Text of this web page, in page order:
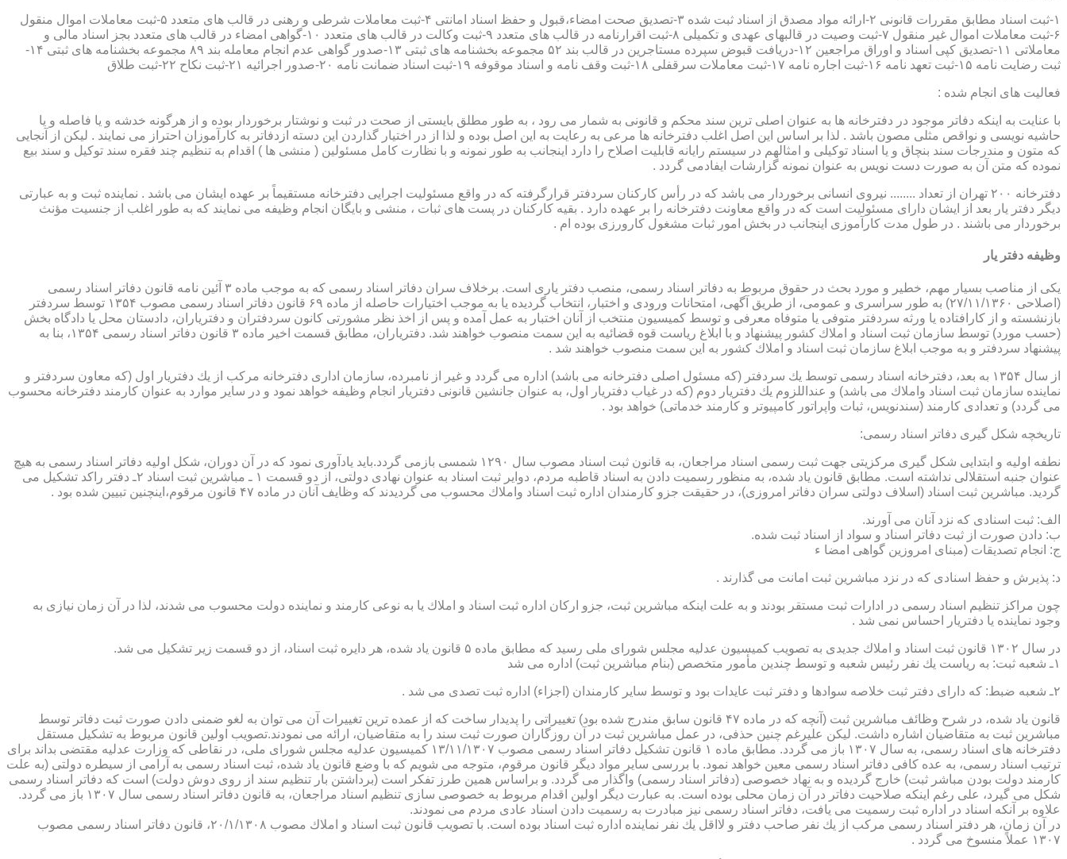
۱-ثبت اسناد مطابق مقررات قانونی ۲-ارائه مواد مصدق از اسناد ثبت شده ۳-تصدیق صحت امضاء،قبول و حفظ اسناد امانتی ۴-ثبت معاملات شرطی و رهنی در قالب های متعدد ۵-ثبت معاملات اموال منقول
۶-ثبت معاملات اموال غیر منقول ۷-ثبت وصیت در قالبهای عهدی و تکمیلی ۸-ثبت اقرارنامه در قالب های متعدد ۹-ثبت وکالت در قالب های متعدد ۱۰-گواهی امضاء در قالب های متعدد بجز اسناد مالی و
معاملاتی ۱۱-تصدیق کپی اسناد و اوراق مراجعین ۱۲-دریافت قبوض سپرده مستاجرین در قالب بند ۵۲ مجموعه بخشنامه های ثبتی ۱۳-صدور گواهی عدم انجام معامله بند ۸۹ مجموعه بخشنامه های ثبتی ۱۴-
ثبت رضایت نامه ۱۵-ثبت تعهد نامه ۱۶-ثبت اجاره نامه ۱۷-ثبت معاملات سرقفلی ۱۸-ثبت وقف نامه و اسناد موقوفه ۱۹-ثبت اسناد ضمانت نامه ۲۰-صدور اجرائیه ۲۱-ثبت نکاح ۲۲-ثبت طلاق
فعالیت های انجام شده :
با عنایت به اینکه دفاتر موجود در دفترخانه ها به عنوان اصلی ترین سند محکم و قانونی به شمار می رود ، به طور مطلق بایستی از صحت در ثبت و نوشتار برخوردار بوده و از هرگونه خدشه و یا فاصله و یا
حاشیه نویسی و نواقص مثلی مصون باشد . لذا بر اساس این اصل اغلب دفترخانه ها مرعی به رعایت به این اصل بوده و لذا از در اختیار گذاردن این دسته ازدفاتر به کارآموزان احتراز می نمایند . لیکن از آنجایی
که متون و مندرجات سند بنچاق و یا اسناد توکیلی و امثالهم در سیستم رایانه قابلیت اصلاح را دارد اینجانب به طور نمونه و با نظارت کامل مسئولین ( منشی ها ) اقدام به تنظیم چند فقره سند توکیل و سند بیع
نموده که متن آن به صورت دست نویس به عنوان نمونه گزارشات ایفادمی گردد .
دفترخانه ۲۰۰ تهران از تعداد ........ نیروی انسانی برخوردار می باشد که در رأس کارکنان سردفتر قرارگرفته که در واقع مسئولیت اجرایی دفترخانه مستقیماً بر عهده ایشان می باشد . نماینده ثبت و به عبارتی
دیگر دفتر یار بعد از ایشان دارای مسئولیت است که در واقع معاونت دفترخانه را بر عهده دارد . بقیه کارکنان در پست های ثبات ، منشی و بایگان انجام وظیفه می نمایند که به طور اغلب از جنسیت مؤنث
برخوردار می باشند . در طول مدت کارآموزی اینجانب در بخش امور ثبات مشغول کارورزی بوده ام .
وظیفه دفتر یار
یكی از مناصب بسیار مهم، خطیر و مورد بحث در حقوق مربوط به دفاتر اسناد رسمی، منصب دفتر یاری است. برخلاف سران دفاتر اسناد رسمی كه به موجب ماده ۳ آئین نامه قانون دفاتر اسناد رسمی
(اصلاحی ۲۷/۱۱/۱۳۶۰) به طور سراسری و عمومی، از طریق آگهی، امتحانات ورودی و اختبار، انتخاب گردیده یا به موجب اختیارات حاصله از ماده ۶۹ قانون دفاتر اسناد رسمی مصوب ۱۳۵۴ توسط سردفتر
بازنشسته و از كارافتاده یا ورثه سردفتر متوفی یا متوفاه معرفی و توسط كمیسیون منتخب از آنان اختبار به عمل آمده و پس از اخذ نظر مشورتی كانون سردفتران و دفتریاران، دادستان محل یا دادگاه بخش
(حسب مورد) توسط سازمان ثبت اسناد و املاك كشور پیشنهاد و با ابلاغ ریاست قوه قضائیه به این سمت منصوب خواهند شد. دفتریاران، مطابق قسمت اخیر ماده ۳ قانون دفاتر اسناد رسمی ۱۳۵۴، بنا به
پیشنهاد سردفتر و به موجب ابلاغ سازمان ثبت اسناد و املاك كشور به این سمت منصوب خواهند شد .
از سال ۱۳۵۴ به بعد، دفترخانه اسناد رسمی توسط یك سردفتر (كه مسئول اصلی دفترخانه می باشد) اداره می گردد و غیر از نامبرده، سازمان اداری دفترخانه مركب از یك دفتریار اول (كه معاون سردفتر و
نماینده سازمان ثبت اسناد واملاك می باشد) و عنداللزوم یك دفتریار دوم (كه در غیاب دفتریار اول، به عنوان جانشین قانونی دفتریار انجام وظیفه خواهد نمود و در سایر موارد به عنوان كارمند دفترخانه محسوب
می گردد) و تعدادی كارمند (سندنویس، ثبات واپراتور كامپیوتر و كارمند خدماتی) خواهد بود .
تاریخچه شكل گیری دفاتر اسناد رسمی:
نطفه اولیه و ابتدایی شكل گیری مركزیتی جهت ثبت رسمی اسناد مراجعان، به قانون ثبت اسناد مصوب سال ۱۲۹۰ شمسی بازمی گردد.باید یادآوری نمود كه در آن دوران، شكل اولیه دفاتر اسناد رسمی به هیچ
عنوان جنبه استقلالی نداشته است. مطابق قانون یاد شده، به منظور رسمیت دادن به اسناد قاطبه مردم، دوایر ثبت اسناد به عنوان نهادی دولتی، از دو قسمت ۱ ـ مباشرین ثبت اسناد ۲ـ دفتر راكد تشكیل می
گردید. مباشرین ثبت اسناد (اسلاف دولتی سران دفاتر امروزی)، در حقیقت جزو كارمندان اداره ثبت اسناد واملاك محسوب می گردیدند كه وظایف آنان در ماده ۴۷ قانون مرقوم،اینچنین تبیین شده بود .
الف: ثبت اسنادی كه نزد آنان می آورند.
ب: دادن صورت از ثبت دفاتر اسناد و سواد از اسناد ثبت شده.
ج: انجام تصدیقات (مبنای امروزین گواهی امضا ء
د: پذیرش و حفظ اسنادی كه در نزد مباشرین ثبت امانت می گذارند .
چون مراكز تنظیم اسناد رسمی در ادارات ثبت مستقر بودند و به علت اینكه مباشرین ثبت، جزو اركان اداره ثبت اسناد و املاك یا به نوعی كارمند و نماینده دولت محسوب می شدند، لذا در آن زمان نیازی به
وجود نماینده یا دفتریار احساس نمی شد .
در سال ۱۳۰۲ قانون ثبت اسناد و املاك جدیدی به تصویب كمیسیون عدلیه مجلس شورای ملی رسید كه مطابق ماده ۵ قانون یاد شده، هر دایره ثبت اسناد، از دو قسمت زیر تشكیل می شد.
۱ـ شعبه ثبت: به ریاست یك نفر رئیس شعبه و توسط چندین مأمور متخصص (بنام مباشرین ثبت) اداره می شد
۲ـ شعبه ضبط: كه دارای دفتر ثبت خلاصه سوادها و دفتر ثبت عایدات بود و توسط سایر كارمندان (اجزاء) اداره ثبت تصدی می شد .
قانون یاد شده، در شرح وظائف مباشرین ثبت (آنچه كه در ماده ۴۷ قانون سابق مندرج شده بود) تغییراتی را پدیدار ساخت كه از عمده ترین تغییرات آن می توان به لغو ضمنی دادن صورت ثبت دفاتر توسط
مباشرین ثبت به متقاضیان اشاره داشت. لیكن علیرغم چنین حذفی، در عمل مباشرین ثبت در آن روزگاران صورت ثبت سند را به متقاضیان، ارائه می نمودند.تصویب اولین قانون مربوط به تشكیل مستقل
دفترخانه های اسناد رسمی، به سال ۱۳۰۷ باز می گردد. مطابق ماده ۱ قانون تشكیل دفاتر اسناد رسمی مصوب ۱۳/۱۱/۱۳۰۷ كمیسیون عدلیه مجلس شورای ملی، در نقاطی كه وزارت عدلیه مقتضی بداند برای
ترتیب اسناد رسمی، به عده كافی دفاتر اسناد رسمی معین خواهد نمود. با بررسی سایر مواد دیگر قانون مرقوم، متوجه می شویم كه با وضع قانون یاد شده، ثبت اسناد رسمی به آرامی از سیطره دولتی (به علت
كارمند دولت بودن مباشر ثبت) خارج گردیده و به نهاد خصوصی (دفاتر اسناد رسمی) واگذار می گردد. و براساس همین طرز تفكر است (برداشتن بار تنظیم سند از روی دوش دولت) است كه دفاتر اسناد رسمی
شكل می گیرد، علی رغم اینكه صلاحیت دفاتر در آن زمان محلی بوده است. به عبارت دیگر اولین اقدام مربوط به خصوصی سازی تنظیم اسناد مراجعان، به قانون دفاتر اسناد رسمی سال ۱۳۰۷ باز می گردد.
علاوه بر آنكه اسناد در اداره ثبت رسمیت می یافت، دفاتر اسناد رسمی نیز مبادرت به رسمیت دادن اسناد عادی مردم می نمودند.
در آن زمان، هر دفتر اسناد رسمی مركب از یك نفر صاحب دفتر و لااقل یك نفر نماینده اداره ثبت اسناد بوده است. با تصویب قانون ثبت اسناد و املاك مصوب ۲۰/۱/۱۳۰۸، قانون دفاتر اسناد رسمی مصوب
۱۳۰۷ عملاً منسوخ می گردد .